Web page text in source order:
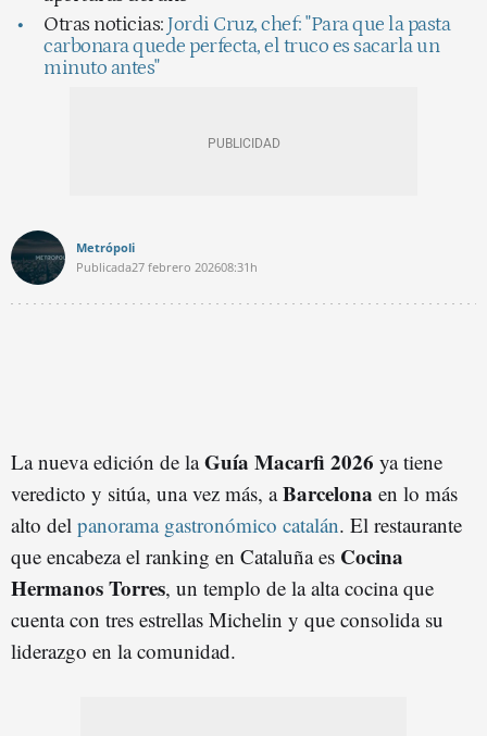
Otras noticias: Jordi Cruz, chef: "Para que la pasta
carbonara quede perfecta, el truco es sacarla un
minuto antes"
Metrópoli
Publicada27 febrero 202608:31h
La nueva edición de laGuía Macarfi 2026 ya tiene
veredicto y sitúa, una vez más, aBarcelona en lo más
alto del panorama gastronómico catalán. El restaurante
que encabeza el ranking en Cataluña es Cocina
Hermanos Torres, un templo de la alta cocina que
cuenta con tres estrellas Michelin y que consolida su
liderazgo en la comunidad.